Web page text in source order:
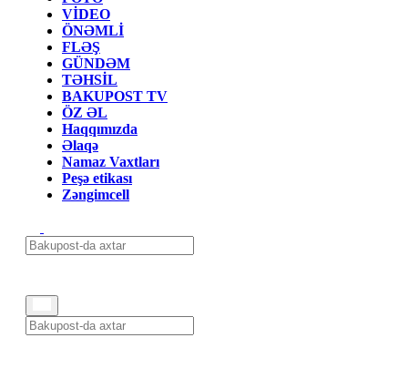
VİDEO
ÖNƏMLİ
FLƏŞ
GÜNDƏM
TƏHSİL
BAKUPOST TV
ÖZ ƏL
Haqqımızda
Əlaqə
Namaz Vaxtları
Peşə etikası
Zəngimcell